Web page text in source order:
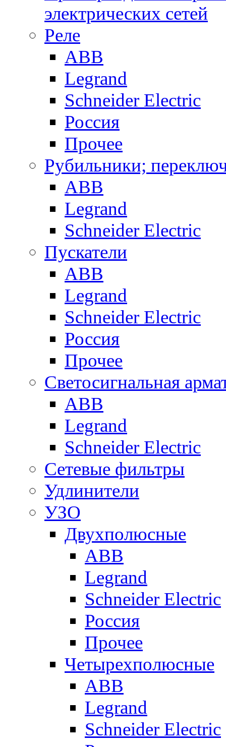
электрических сетей
Реле
ABB
Legrand
Schneider Electric
Россия
Прочее
Рубильники;
ABB
Legrand
Schneider Electric
Пускатели
ABB
Legrand
Schneider Electric
Россия
Прочее
Светосигнальная
ABB
Legrand
Schneider Electric
Сетевые фильтры
Удлинители
УЗО
Двухполюсные
ABB
Legrand
Schneider Electric
Россия
Прочее
Четырехполюсные
ABB
Legrand
Schneider Electric